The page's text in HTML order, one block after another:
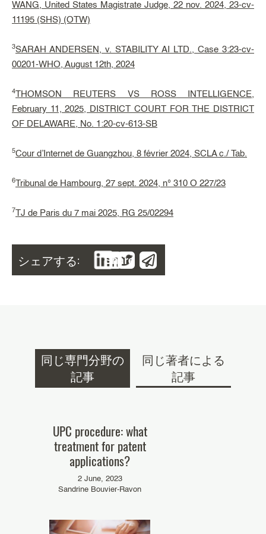
WANG, United States Magistrate Judge, 22 nov. 2024, 23-cv-
11195 (SHS) (OTW)
3SARAH ANDERSEN, v. STABILITY AI LTD., Case 3:23-cv-
00201-WHO, August 12th, 2024
4THOMSON REUTERS VS ROSS INTELLIGENCE,
February 11, 2025, DISTRICT COURT FOR THE DISTRICT
OF DELAWARE, No. 1:20-cv-613-SB
5Cour d’Internet de Guangzhou, 8 février 2024, SCLA c./ Tab.
6Tribunal de Hambourg, 27 sept. 2024, n° 310 O 227/23
7TJ de Paris du 7 mai 2025, RG 25/02294
シェアする: Share
同じ専門分野の
記事
同じ著者による
記事
UPC procedure: what
treatment for patent
applications?
2 June, 2023
Sandrine Bouvier-Ravon